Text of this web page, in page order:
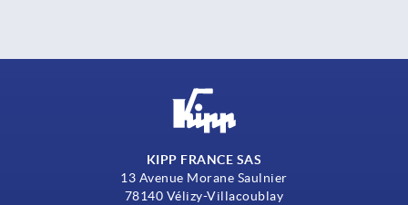
KIPP FRANCE SAS
13 Avenue Morane Saulnier
78140 Vélizy-Villacoublay